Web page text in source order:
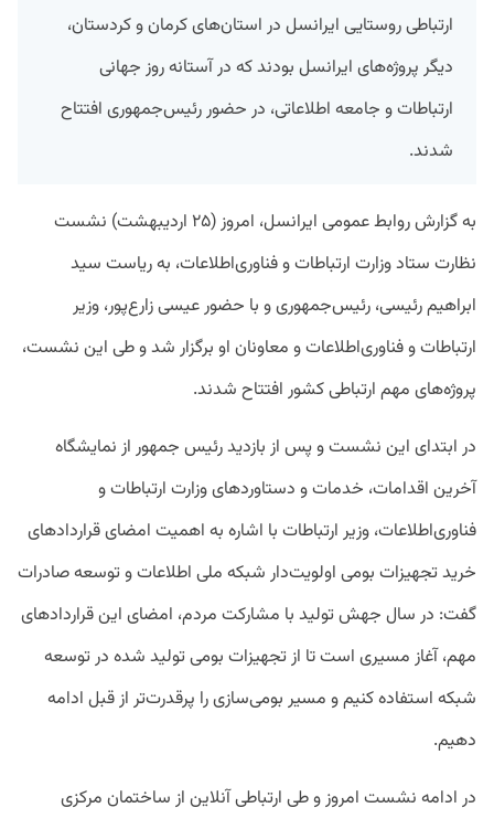
ارتباطی روستایی ایرانسل در استان‌های کرمان و کردستان،
دیگر پروژه‌های ایرانسل بودند که در آستانه روز جهانی
ارتباطات و جامعه اطلاعاتی، در حضور رئیس‌جمهوری افتتاح
شدند.
به گزارش روابط عمومی ایرانسل، امروز (۲۵ اردیبهشت) نشست
نظارت ستاد وزارت ارتباطات و فناوری‌اطلاعات، به ریاست سید
ابراهیم رئیسی، رئیس‌جمهوری و با حضور عیسی زارع‌پور، وزیر
ارتباطات و فناوری‌اطلاعات و معاونان او برگزار شد و طی این نشست،
پروژه‌های مهم ارتباطی کشور افتتاح شدند.
در ابتدای این نشست و پس از بازدید رئیس جمهور از نمایشگاه
آخرین اقدامات، خدمات و دستاوردهای وزارت ارتباطات و
فناوری‌اطلاعات، وزیر ارتباطات با اشاره به اهمیت امضای قراردادهای
خرید تجهیزات بومی اولویت‌دار شبکه ملی اطلاعات و توسعه صادرات
گفت: در سال جهش تولید با مشارکت مردم، امضای این قراردادهای
مهم، آغاز مسیری است تا از تجهیزات بومی تولید شده در توسعه
شبکه استفاده کنیم و مسیر بومی‌سازی را پرقدرت‌تر از قبل ادامه
دهیم.
در ادامه نشست امروز و طی ارتباطی آنلاین از ساختمان مرکزی